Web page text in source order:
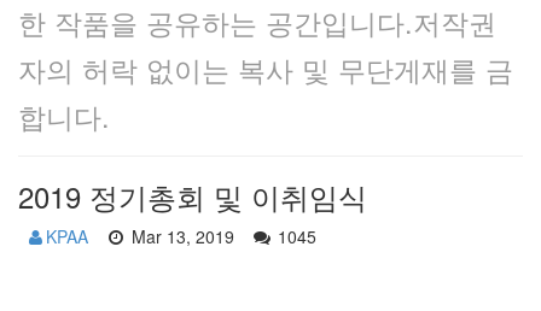
한 작품을 공유하는 공간입니다.저작권
자의 허락 없이는 복사 및 무단게재를 금
합니다.
2019 정기총회 및 이취임식
KPAA Mar 13, 2019 1045